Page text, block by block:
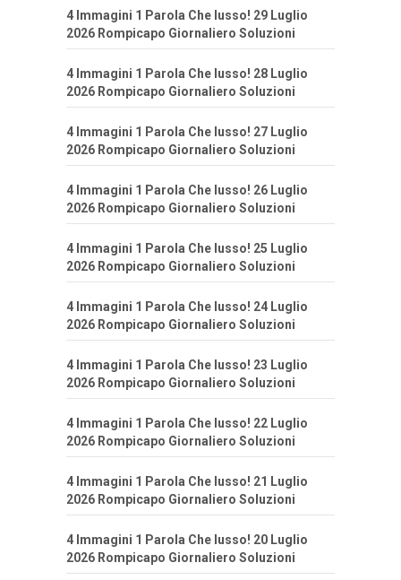
4 Immagini 1 Parola Che lusso! 29 Luglio
2026 Rompicapo Giornaliero Soluzioni
4 Immagini 1 Parola Che lusso! 28 Luglio
2026 Rompicapo Giornaliero Soluzioni
4 Immagini 1 Parola Che lusso! 27 Luglio
2026 Rompicapo Giornaliero Soluzioni
4 Immagini 1 Parola Che lusso! 26 Luglio
2026 Rompicapo Giornaliero Soluzioni
4 Immagini 1 Parola Che lusso! 25 Luglio
2026 Rompicapo Giornaliero Soluzioni
4 Immagini 1 Parola Che lusso! 24 Luglio
2026 Rompicapo Giornaliero Soluzioni
4 Immagini 1 Parola Che lusso! 23 Luglio
2026 Rompicapo Giornaliero Soluzioni
4 Immagini 1 Parola Che lusso! 22 Luglio
2026 Rompicapo Giornaliero Soluzioni
4 Immagini 1 Parola Che lusso! 21 Luglio
2026 Rompicapo Giornaliero Soluzioni
4 Immagini 1 Parola Che lusso! 20 Luglio
2026 Rompicapo Giornaliero Soluzioni